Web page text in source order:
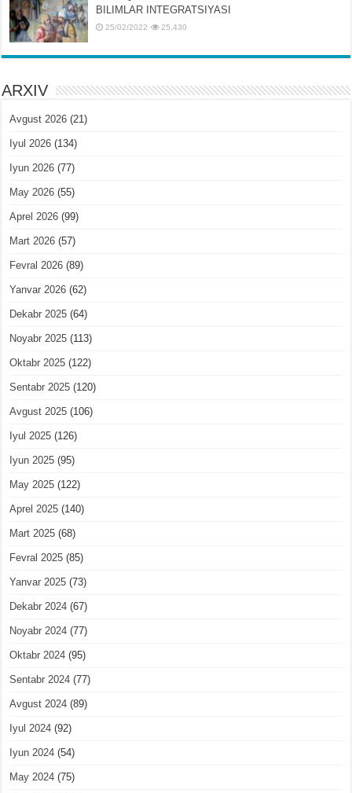
BILIMLAR INTЕGRATSIYASI
25/02/2022 25,430
ARXIV
Avgust 2026 (21)
Iyul 2026 (134)
Iyun 2026 (77)
May 2026 (55)
Aprel 2026 (99)
Mart 2026 (57)
Fevral 2026 (89)
Yanvar 2026 (62)
Dekabr 2025 (64)
Noyabr 2025 (113)
Oktabr 2025 (122)
Sentabr 2025 (120)
Avgust 2025 (106)
Iyul 2025 (126)
Iyun 2025 (95)
May 2025 (122)
Aprel 2025 (140)
Mart 2025 (68)
Fevral 2025 (85)
Yanvar 2025 (73)
Dekabr 2024 (67)
Noyabr 2024 (77)
Oktabr 2024 (95)
Sentabr 2024 (77)
Avgust 2024 (89)
Iyul 2024 (92)
Iyun 2024 (54)
May 2024 (75)